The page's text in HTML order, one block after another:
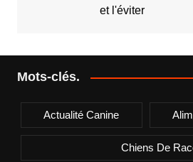
et l'éviter
Mots-clés.
Actualité Canine
Chiens De